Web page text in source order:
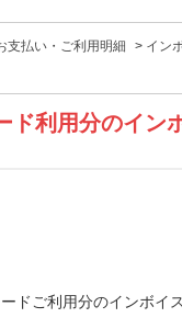
支払い・ご利用明細 > イン
ド利用分のイン
ドご利用分のインボイ